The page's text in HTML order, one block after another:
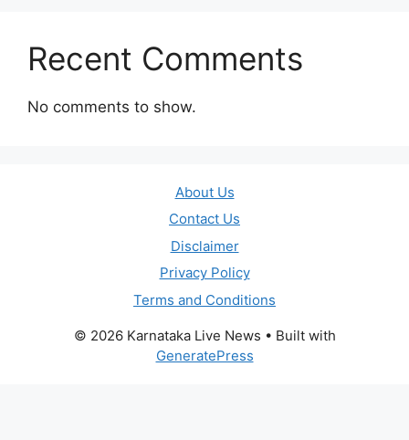
Recent Comments
No comments to show.
About Us
Contact Us
Disclaimer
Privacy Policy
Terms and Conditions
© 2026 Karnataka Live News • Built with
GeneratePress